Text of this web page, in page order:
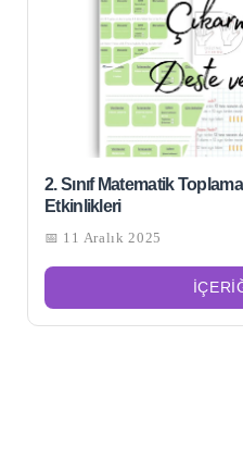
2. Sınıf Matematik
Etkinlikleri
📅 11 Aralık 2025